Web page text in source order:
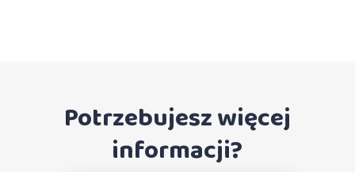
Potrzebujesz więcej
informacji?